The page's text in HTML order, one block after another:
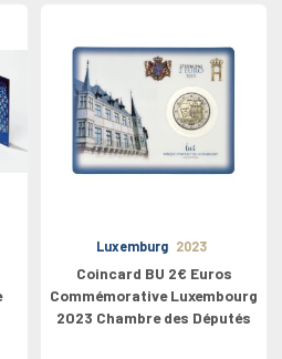
Luxemburg 2023
Coincard BU 2€ Euros
Commémorative Luxembourg
2023 Chambre des Députés